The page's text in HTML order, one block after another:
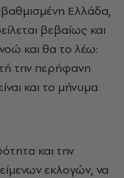
Ελλάδα,
βεβαίως και
και θα το λέω:
την περήφανη
και το μήνυμα
και την
εκλογών, να